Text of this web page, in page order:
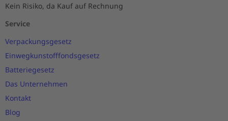
Kein Risiko, da Kauf auf Rechnung
Service
Verpackungsgesetz
Einwegkunstofffondsgesetz
Batteriegesetz
Das Unternehmen
Kontakt
Blog